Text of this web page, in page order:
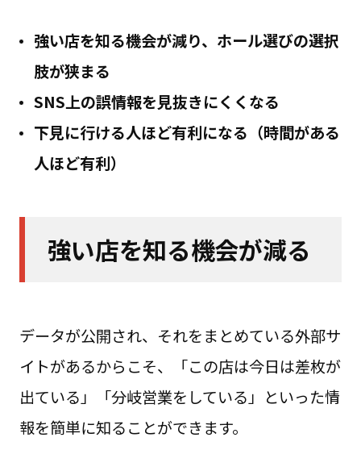
強い店を知る機会が減り、ホール選びの選択
肢が狭まる
SNS上の誤情報を見抜きにくくなる
下見に行ける人ほど有利になる（時間がある
人ほど有利）
強い店を知る機会が減る
データが公開され、それをまとめている外部サ
イトがあるからこそ、「この店は今日は差枚が
出ている」「分岐営業をしている」といった情
報を簡単に知ることができます。